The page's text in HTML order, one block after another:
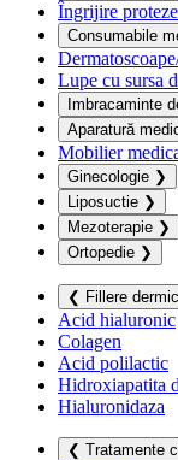
Îngrijire
Consumabile
Lupe cu sursa
Imbracaminte
Aparatură
Mobilier
Ginecologie ❯
Liposuctie ❯
Mezoterapie ❯
Ortopedie ❯
❮ Fillere
Acid hialuronic
Colagen
Acid polilactic
Hidroxiapatita
Hialuronidaza
❮ Tratamente